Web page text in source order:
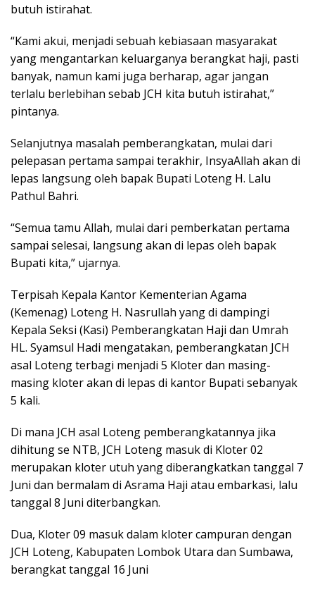
butuh istirahat.
“Kami akui, menjadi sebuah kebiasaan masyarakat
yang mengantarkan keluarganya berangkat haji, pasti
banyak, namun kami juga berharap, agar jangan
terlalu berlebihan sebab JCH kita butuh istirahat,”
pintanya.
Selanjutnya masalah pemberangkatan, mulai dari
pelepasan pertama sampai terakhir, InsyaAllah akan di
lepas langsung oleh bapak Bupati Loteng H. Lalu
Pathul Bahri.
“Semua tamu Allah, mulai dari pemberkatan pertama
sampai selesai, langsung akan di lepas oleh bapak
Bupati kita,” ujarnya.
Terpisah Kepala Kantor Kementerian Agama
(Kemenag) Loteng H. Nasrullah yang di dampingi
Kepala Seksi (Kasi) Pemberangkatan Haji dan Umrah
HL. Syamsul Hadi mengatakan, pemberangkatan JCH
asal Loteng terbagi menjadi 5 Kloter dan masing-
masing kloter akan di lepas di kantor Bupati sebanyak
5 kali.
Di mana JCH asal Loteng pemberangkatannya jika
dihitung se NTB, JCH Loteng masuk di Kloter 02
merupakan kloter utuh yang diberangkatkan tanggal 7
Juni dan bermalam di Asrama Haji atau embarkasi, lalu
tanggal 8 Juni diterbangkan.
Dua, Kloter 09 masuk dalam kloter campuran dengan
JCH Loteng, Kabupaten Lombok Utara dan Sumbawa,
berangkat tanggal 16 Juni